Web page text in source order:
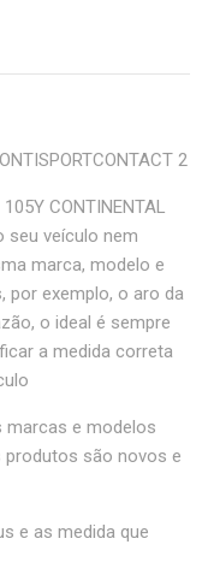
2
CONTINENTAL
seu veículo nem
marca, modelo e
por exemplo, o aro da
o ideal é sempre
a medida correta
marcas e modelos
produtos são novos e
e as medida que